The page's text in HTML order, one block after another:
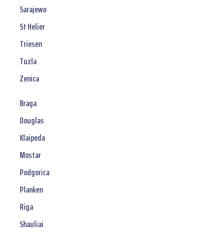
Sarajewo
St Helier
Triesen
Tuzla
Zenica
Braga
Douglas
Klaipeda
Mostar
Podgorica
Planken
Riga
Shauliai